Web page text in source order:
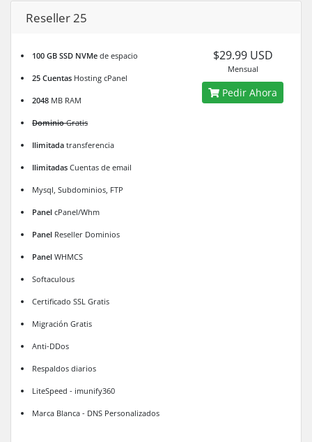
Reseller 25
100 GB SSD NVMe de espacio
25 Cuentas Hosting cPanel
2048 MB RAM
DominioGratis
Ilimitada transferencia
IlimitadasCuentas de email
Mysql, Subdominios, FTP
PanelcPanel/Whm
Panel Reseller Dominios
PanelWHMCS
Softaculous
Certificado SSL Gratis
Migración Gratis
Anti-DDos
Respaldos diarios
LiteSpeed - imunify360
Marca Blanca - DNS Personalizados
$29.99 USD
Mensual
Pedir Ahora